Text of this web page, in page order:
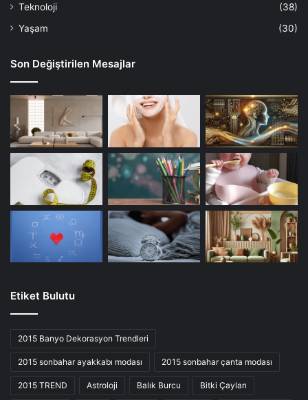
Teknoloji
(38)
Yaşam
(30)
Son Değiştirilen Mesajlar
Etiket Bulutu
2015 Banyo Dekorasyon Trendleri
2015 sonbahar ayakkabı modası 2015 sonbahar çanta modası
2015 TREND Astroloji Balık Burcu Bitki Çayları